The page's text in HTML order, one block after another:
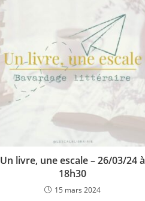
Un livre, une escale – 26/03/24 à
18h30
15 mars 2024